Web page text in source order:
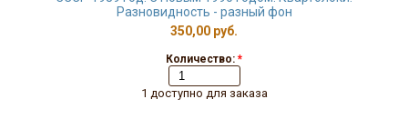
Разновидность - разный фон
350,00 руб.
Количество: *
1 доступно для заказа